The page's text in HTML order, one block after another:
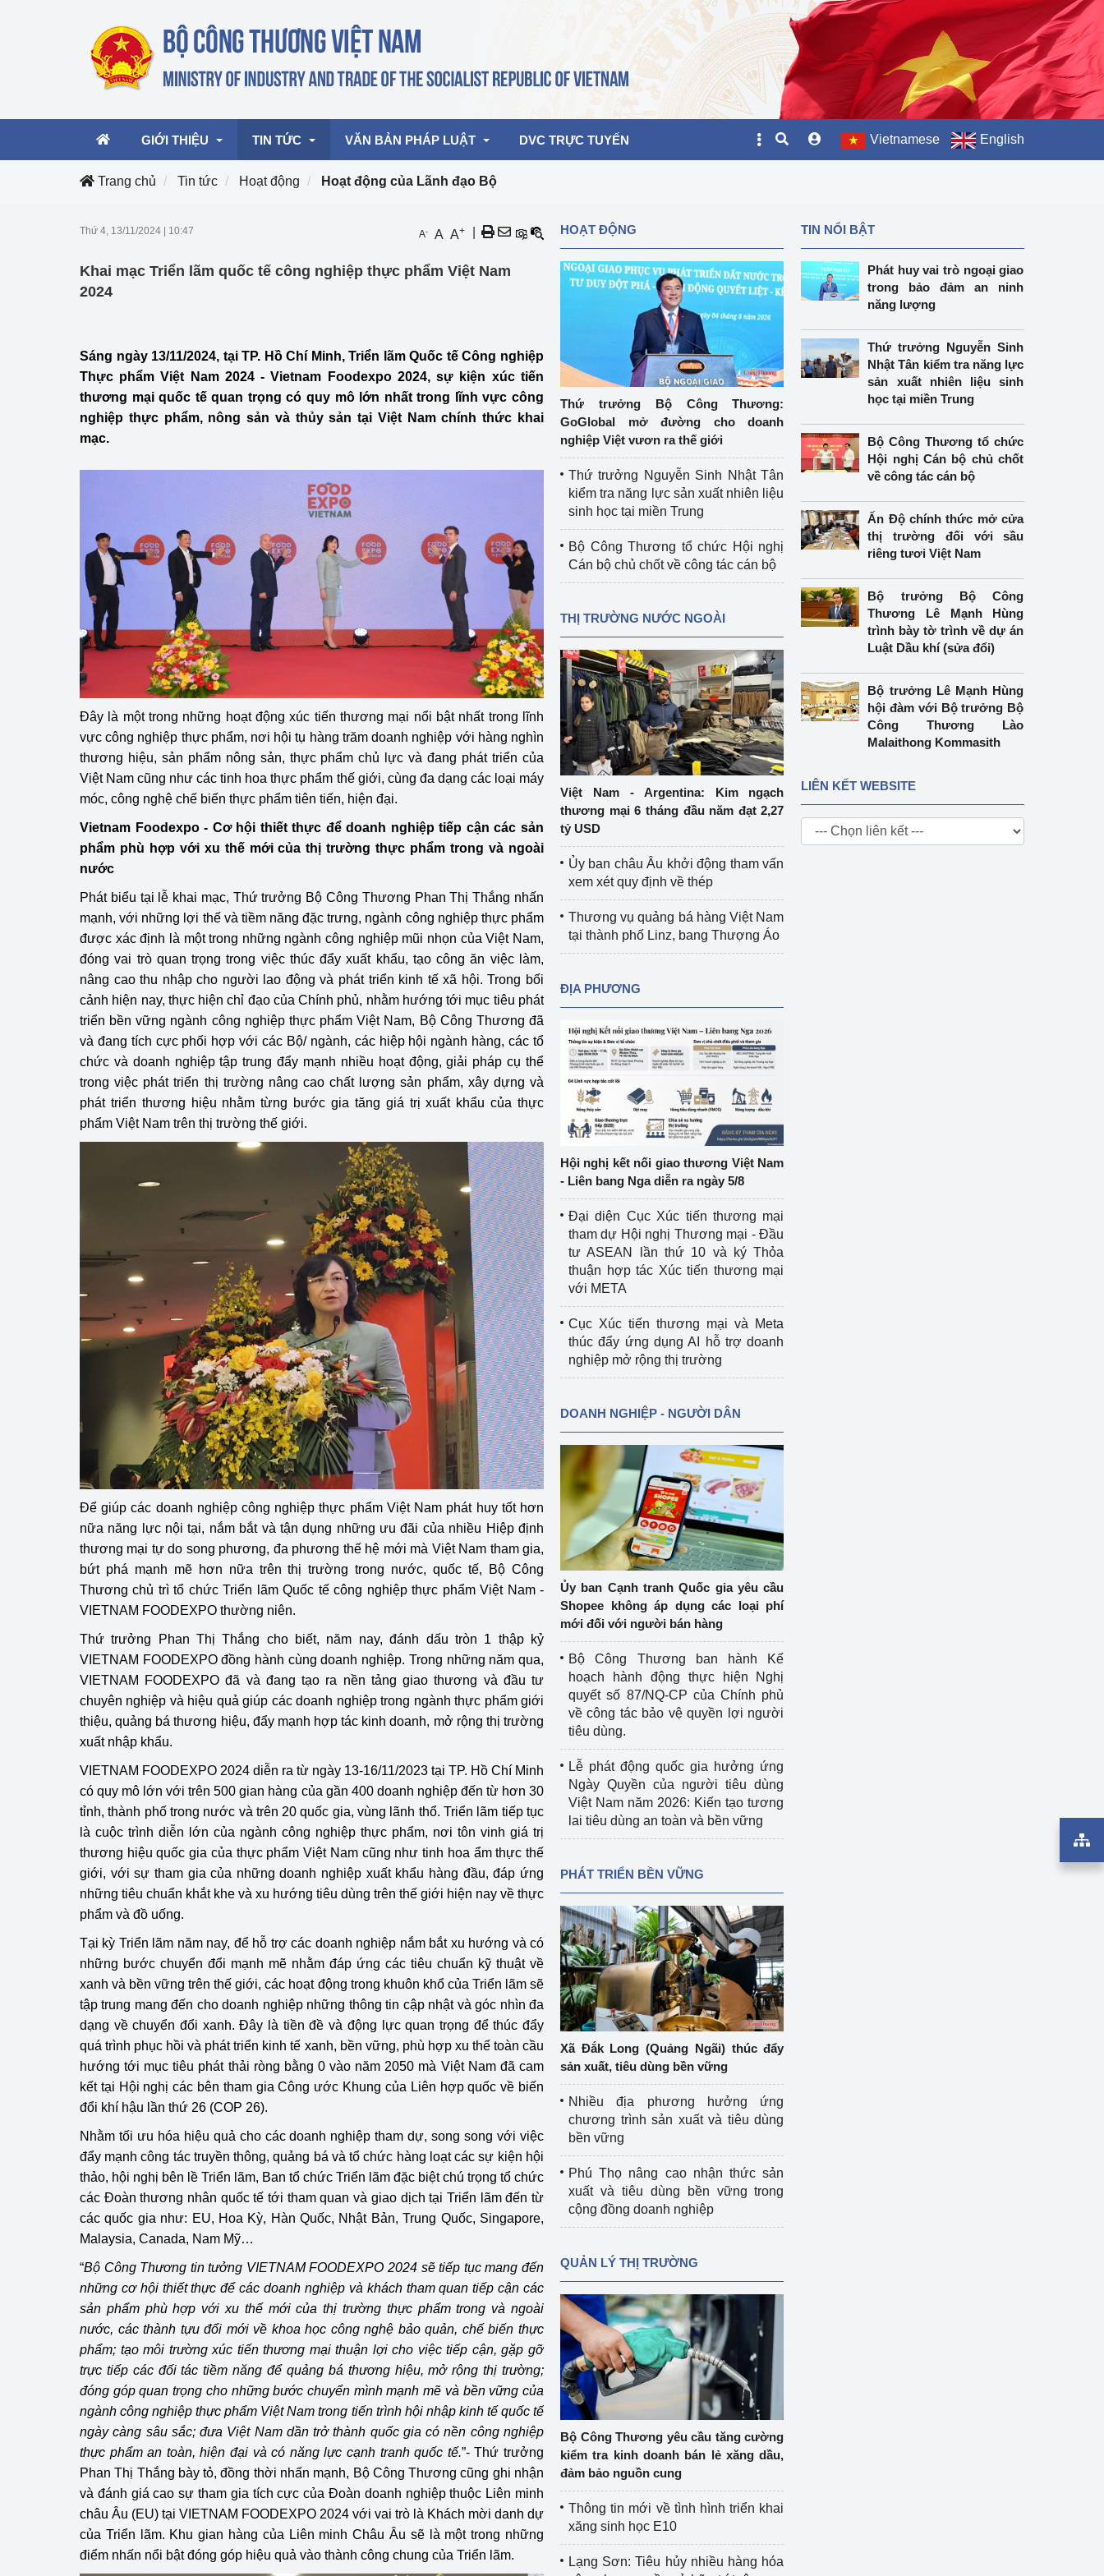
GIỚI THIỆU TIN TỨC
Hoạt động của Lãnh đạo Bộ
mại, Dịch vụ Việt Nam 2026
Công Thương - Công luận
Họp báo
Thông cáo báo chí
Chuyển đổi số
Bản tin Thị trường Nông Lâm Thủy sản
Phát triển nguồn nhân lực
Phát triển bền vững
Tổ chức kiểm định
Tổ chức kiểm định kỹ thuật an toàn lao
động thuộc thẩm quyền quản lý của
Bộ Công Thương
Tổ chức được cấp GCN đăng ký, hoạt
động kiểm định thiết bị, dụng cụ điện
làm việc ở môi trường không có nguy
hiểm khí, bụi nổ
Cơ sở sản xuất, sửa chữa chai chứa
LPG
Tổ chức huấn luyện, bồi dưỡng
nghiệp vụ kiểm định kỹ thuật an toàn
lao động
Văn hóa ngành Công Thương
Quản lý thị trường
Sử dụng năng lượng tiết kiệm và
hiệu quả
Hiệu quả năng lượng
Khoa học, công nghệ và đổi mới sáng
tạo
Thông báo
Album ảnh bảo vệ môi trường
Văn bản về môi trường
Đọc báo giúp bạn
Bảo vệ nền tảng tư tưởng của Đảng
Doanh nghiệp - Người dân
Xúc tiến thương mại Khu vực miền Bắc
Khu vực miền Trung
Khu vực miền Nam
Thị trường nước ngoàiHiệp định EVFTA
Thị trường châu Á – châu Phi
Thị trường châu Âu – châu Mỹ
Thị trường trong nước
Ngành Công Thương đưa nghị quyết
Đại hội XIV của Đảng vào cuộc sống
Phát triển công nghiệpCông nghiệp nền tảng
Chính sách
Sản xuất công nghiệp
Phát triển năng lượng
VĂN BẢN PHÁP LUẬT DVC TRỰC TUYẾN Vietnamese English
Trang chủ Tin tức Hoạt động Hoạt động của Lãnh đạo Bộ
Thứ 4, 13/11/2024 10:47 A- A A+
Khai mạc Triển lãm quốc tế công nghiệp thực phẩm Việt Nam
2024
Sáng ngày 13/11/2024, tại TP. Hồ Chí Minh, Triển lãm Quốc tế Công nghiệp
Thực phẩm Việt Nam 2024 - Vietnam Foodexpo 2024, sự kiện xúc tiến
thương mại quốc tế quan trọng có quy mô lớn nhất trong lĩnh vực công
nghiệp thực phẩm, nông sản và thủy sản tại Việt Nam chính thức khai
mạc.
Đây là một trong những hoạt động xúc tiến thương mại nổi bật nhất trong lĩnh
vực công nghiệp thực phẩm, nơi hội tụ hàng trăm doanh nghiệp với hàng nghìn
thương hiệu, sản phẩm nông sản, thực phẩm chủ lực và đang phát triển của
Việt Nam cũng như các tinh hoa thực phẩm thế giới, cùng đa dạng các loại máy
móc, công nghệ chế biến thực phẩm tiên tiến, hiện đại.
Vietnam Foodexpo - Cơ hội thiết thực để doanh nghiệp tiếp cận các sản
phẩm phù hợp với xu thế mới của thị trường thực phẩm trong và ngoài
nước
Phát biểu tại lễ khai mạc, Thứ trưởng Bộ Công Thương Phan Thị Thắng nhấn
mạnh, với những lợi thế và tiềm năng đặc trưng, ngành công nghiệp thực phẩm
được xác định là một trong những ngành công nghiệp mũi nhọn của Việt Nam,
đóng vai trò quan trọng trong việc thúc đẩy xuất khẩu, tạo công ăn việc làm,
nâng cao thu nhập cho người lao động và phát triển kinh tế xã hội. Trong bối
cảnh hiện nay, thực hiện chỉ đạo của Chính phủ, nhằm hướng tới mục tiêu phát
triển bền vững ngành công nghiệp thực phẩm Việt Nam, Bộ Công Thương đã
và đang tích cực phối hợp với các Bộ/ ngành, các hiệp hội ngành hàng, các tổ
chức và doanh nghiệp tập trung đẩy mạnh nhiều hoạt động, giải pháp cụ thể
trong việc phát triển thị trường nâng cao chất lượng sản phẩm, xây dựng và
phát triển thương hiệu nhằm từng bước gia tăng giá trị xuất khẩu của thực
phẩm Việt Nam trên thị trường thế giới.
Để giúp các doanh nghiệp công nghiệp thực phẩm Việt Nam phát huy tốt hơn
nữa năng lực nội tại, nắm bắt và tận dụng những ưu đãi của nhiều Hiệp định
thương mại tự do song phương, đa phương thế hệ mới mà Việt Nam tham gia,
bứt phá mạnh mẽ hơn nữa trên thị trường trong nước, quốc tế, Bộ Công
Thương chủ trì tổ chức Triển lãm Quốc tế công nghiệp thực phẩm Việt Nam -
VIETNAM FOODEXPO thường niên.
Thứ trưởng Phan Thị Thắng cho biết, năm nay, đánh dấu tròn 1 thập kỷ
VIETNAM FOODEXPO đồng hành cùng doanh nghiệp. Trong những năm qua,
VIETNAM FOODEXPO đã và đang tạo ra nền tảng giao thương và đầu tư
chuyên nghiệp và hiệu quả giúp các doanh nghiệp trong ngành thực phẩm giới
thiệu, quảng bá thương hiệu, đẩy mạnh hợp tác kinh doanh, mở rộng thị trường
xuất nhập khẩu.
VIETNAM FOODEXPO 2024 diễn ra từ ngày 13-16/11/2023 tại TP. Hồ Chí Minh
có quy mô lớn với trên 500 gian hàng của gần 400 doanh nghiệp đến từ hơn 30
tỉnh, thành phố trong nước và trên 20 quốc gia, vùng lãnh thổ. Triển lãm tiếp tục
là cuộc trình diễn lớn của ngành công nghiệp thực phẩm, nơi tôn vinh giá trị
thương hiệu quốc gia của thực phẩm Việt Nam cũng như tinh hoa ẩm thực thế
giới, với sự tham gia của những doanh nghiệp xuất khẩu hàng đầu, đáp ứng
những tiêu chuẩn khắt khe và xu hướng tiêu dùng trên thế giới hiện nay về thực
phẩm và đồ uống.
Tại kỳ Triển lãm năm nay, để hỗ trợ các doanh nghiệp nắm bắt xu hướng và có
những bước chuyển đổi mạnh mẽ nhằm đáp ứng các tiêu chuẩn kỹ thuật về
xanh và bền vững trên thế giới, các hoạt động trong khuôn khổ của Triển lãm sẽ
tập trung mang đến cho doanh nghiệp những thông tin cập nhật và góc nhìn đa
dạng về chuyển đổi xanh. Đây là tiền đề và động lực quan trọng để thúc đẩy
quá trình phục hồi và phát triển kinh tế xanh, bền vững, phù hợp xu thế toàn cầu
hướng tới mục tiêu phát thải ròng bằng 0 vào năm 2050 mà Việt Nam đã cam
kết tại Hội nghị các bên tham gia Công ước Khung của Liên hợp quốc về biến
đổi khí hậu lần thứ 26 (COP 26).
Nhằm tối ưu hóa hiệu quả cho các doanh nghiệp tham dự, song song với việc
đẩy mạnh công tác truyền thông, quảng bá và tổ chức hàng loạt các sự kiện hội
thảo, hội nghị bên lề Triển lãm, Ban tổ chức Triển lãm đặc biệt chú trọng tổ chức
các Đoàn thương nhân quốc tế tới tham quan và giao dịch tại Triển lãm đến từ
các quốc gia như: EU, Hoa Kỳ, Hàn Quốc, Nhật Bản, Trung Quốc, Singapore,
Malaysia, Canada, Nam Mỹ…
“Bộ Công Thương tin tưởng VIETNAM FOODEXPO 2024 sẽ tiếp tục mang đến
những cơ hội thiết thực để các doanh nghiệp và khách tham quan tiếp cận các
sản phẩm phù hợp với xu thế mới của thị trường thực phẩm trong và ngoài
nước, các thành tựu đổi mới về khoa học công nghệ bảo quản, chế biến thực
phẩm; tạo môi trường xúc tiến thương mại thuận lợi cho việc tiếp cận, gặp gỡ
trực tiếp các đối tác tiềm năng để quảng bá thương hiệu, mở rộng thị trường;
đóng góp quan trọng cho những bước chuyển mình mạnh mẽ và bền vững của
ngành công nghiệp thực phẩm Việt Nam trong tiến trình hội nhập kinh tế quốc tế
ngày càng sâu sắc; đưa Việt Nam dần trở thành quốc gia có nền công nghiệp
thực phẩm an toàn, hiện đại và có năng lực cạnh tranh quốc tế.”- Thứ trưởng
Phan Thị Thắng bày tỏ, đồng thời nhấn mạnh, Bộ Công Thương cũng ghi nhận
và đánh giá cao sự tham gia tích cực của Đoàn doanh nghiệp thuộc Liên minh
châu Âu (EU) tại VIETNAM FOODEXPO 2024 với vai trò là Khách mời danh dự
của Triển lãm. Khu gian hàng của Liên minh Châu Âu sẽ là một trong những
điểm nhấn nổi bật đóng góp hiệu quả vào thành công chung của Triển lãm.
HOẠT ĐỘNG
Thứ trưởng Bộ Công Thương:
GoGlobal mở đường cho doanh
nghiệp Việt vươn ra thế giới
Thứ trưởng Nguyễn Sinh Nhật Tân
kiểm tra năng lực sản xuất nhiên liệu
sinh học tại miền Trung
Bộ Công Thương tổ chức Hội nghị
Cán bộ chủ chốt về công tác cán bộ
THỊ TRƯỜNG NƯỚC NGOÀI
Việt Nam - Argentina: Kim ngạch
thương mại 6 tháng đầu năm đạt 2,27
tỷ USD
Ủy ban châu Âu khởi động tham vấn
xem xét quy định về thép
Thương vụ quảng bá hàng Việt Nam
tại thành phố Linz, bang Thượng Áo
ĐỊA PHƯƠNG
Hội nghị kết nối giao thương Việt Nam
- Liên bang Nga diễn ra ngày 5/8
Đại diện Cục Xúc tiến thương mại
tham dự Hội nghị Thương mại - Đầu
tư ASEAN lần thứ 10 và ký Thỏa
thuận hợp tác Xúc tiến thương mại
với META
Cục Xúc tiến thương mại và Meta
thúc đẩy ứng dụng AI hỗ trợ doanh
nghiệp mở rộng thị trường
DOANH NGHIỆP - NGƯỜI DÂN
Ủy ban Cạnh tranh Quốc gia yêu cầu
Shopee không áp dụng các loại phí
mới đối với người bán hàng
Bộ Công Thương ban hành Kế
hoạch hành động thực hiện Nghị
quyết số 87/NQ-CP của Chính phủ
về công tác bảo vệ quyền lợi người
tiêu dùng.
Lễ phát động quốc gia hưởng ứng
Ngày Quyền của người tiêu dùng
Việt Nam năm 2026: Kiến tạo tương
lai tiêu dùng an toàn và bền vững
PHÁT TRIỂN BỀN VỮNG
Xã Đắk Long (Quảng Ngãi) thúc đẩy
sản xuất, tiêu dùng bền vững
Nhiều địa phương hưởng ứng
chương trình sản xuất và tiêu dùng
bền vững
Phú Thọ nâng cao nhận thức sản
xuất và tiêu dùng bền vững trong
cộng đồng doanh nghiệp
QUẢN LÝ THỊ TRƯỜNG
Bộ Công Thương yêu cầu tăng cường
kiểm tra kinh doanh bán lẻ xăng dầu,
đảm bảo nguồn cung
Thông tin mới về tình hình triển khai
xăng sinh học E10
Lạng Sơn: Tiêu hủy nhiều hàng hóa
TIN NỔI BẬT
Phát huy vai trò ngoại giao
trong bảo đảm an ninh
năng lượng
Thứ trưởng Nguyễn Sinh
Nhật Tân kiểm tra năng lực
sản xuất nhiên liệu sinh
học tại miền Trung
Bộ Công Thương tổ chức
Hội nghị Cán bộ chủ chốt
về công tác cán bộ
Ấn Độ chính thức mở cửa
thị trường đối với sầu
riêng tươi Việt Nam
Bộ trưởng Bộ Công
Thương Lê Mạnh Hùng
trình bày tờ trình về dự án
Luật Dầu khí (sửa đổi)
Bộ trưởng Lê Mạnh Hùng
hội đàm với Bộ trưởng Bộ
Công Thương Lào
Malaithong Kommasith
LIÊN KẾT WEBSITE